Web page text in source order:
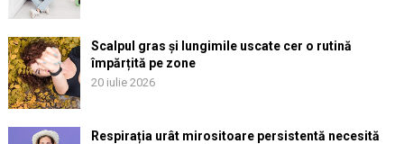
Scalpul gras și lungimile uscate cer o rutină
împărțită pe zone
20 iulie 2026
Respirația urât mirositoare persistentă necesită